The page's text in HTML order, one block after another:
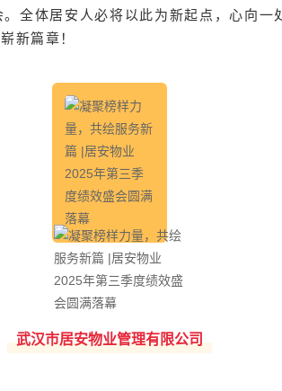
全体居安人必将以此为新起点，心向
新篇章！
武汉市居安物业管理有限公司